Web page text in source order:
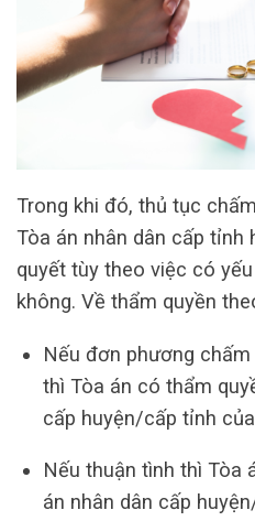
Trong khi đó, thủ tục
Tòa án nhân dân cấp tỉnh
quyết tùy theo việc có
không. Về thẩm quyền
Nếu đơn phương
thì Tòa án có thẩm
cấp huyện/cấp tỉnh
Nếu thuận tình thì Tòa
án nhân dân cấp